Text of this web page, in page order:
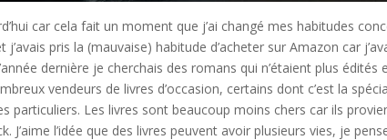
car cela fait un moment que j’ai changé mes habitudes
j’avais pris la (mauvaise) habitude d’acheter sur Amazon car
dernière je cherchais des romans qui n’étaient plus édités
vendeurs de livres d’occasion, certains dont c’est la
particuliers. Les livres sont beaucoup moins chers car ils
J’aime l’idée que des livres peuvent avoir plusieurs vies, je